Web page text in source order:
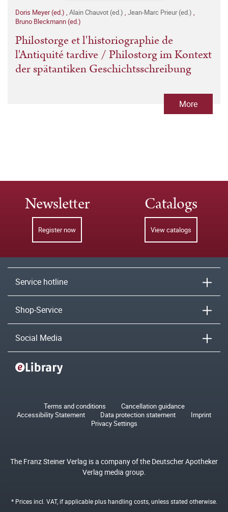
Doris Meyer (ed.) , Alain Chauvot (ed.) , Jean-Marc Prieur (ed.) ,
Bruno Bleckmann (ed.)
Philostorge et l'historiographie de
l'Antiquité tardive / Philostorg im Kontext
der spätantiken Geschichtsschreibung
More
Newsletter
Register now
Catalogs
View catalogs
Service hotline
Shop-Service
Social Media
Terms and conditions
Cancellation guidance
Accessibility Statement
Data protection statement
Imprint
Privacy Settings
The Franz Steiner Verlag is a company of the Deutscher Apotheker
Verlag media group.
* Prices incl. VAT, if applicable plushandling costs, unless stated otherwise.